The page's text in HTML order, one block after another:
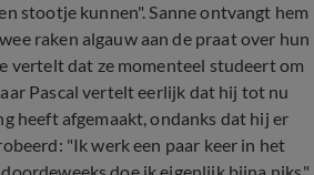
stootje kunnen". Sanne ontvangt hem
raken algauw aan de praat over hun
vertelt dat ze momenteel studeert om
Pascal vertelt eerlijk dat hij tot nu
heeft afgemaakt, ondanks dat hij er
"Ik werk een paar keer in het